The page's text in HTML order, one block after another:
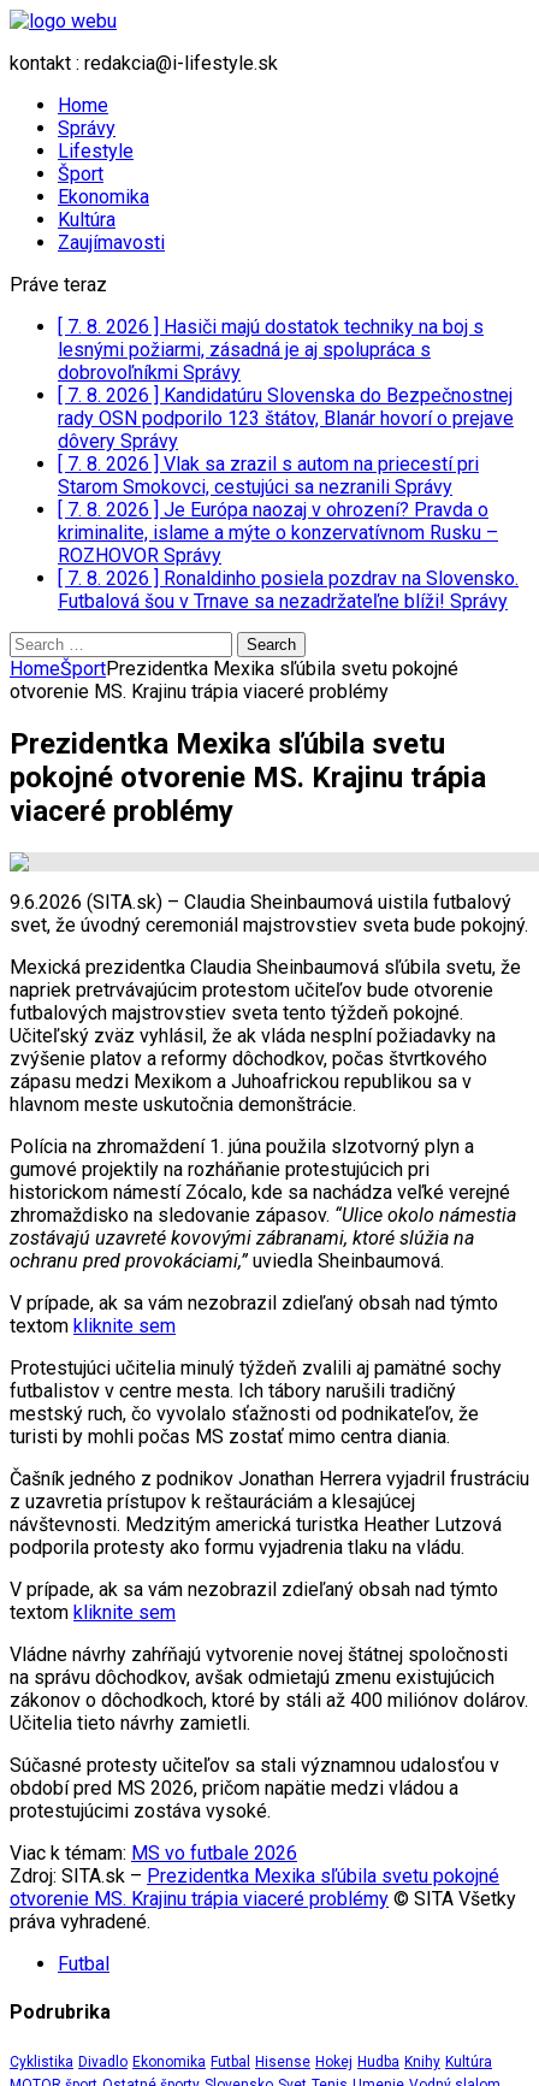
kontakt : redakcia@i-lifestyle.sk
Home
Správy
Lifestyle
Šport
Ekonomika
Kultúra
Zaujímavosti
Práve teraz
[ 7. 8. 2026 ] Hasiči majú dostatok techniky na boj s
lesnými požiarmi, zásadná je aj spolupráca s
dobrovoľníkmi Správy
[ 7. 8. 2026 ] Kandidatúru Slovenska do Bezpečnostnej
rady OSN podporilo 123 štátov, Blanár hovorí o prejave
dôvery Správy
[ 7. 8. 2026 ] Vlak sa zrazil s autom na priecestí pri
Starom Smokovci, cestujúci sa nezranili Správy
[ 7. 8. 2026 ] Je Európa naozaj v ohrození? Pravda o
kriminalite, islame a mýte o konzervatívnom Rusku –
ROZHOVOR Správy
[ 7. 8. 2026 ] Ronaldinho posiela pozdrav na Slovensko.
Futbalová šou v Trnave sa nezadržateľne blíži! Správy
Search
for:
HomeŠportPrezidentka Mexika sľúbila svetu pokojné
otvorenie MS. Krajinu trápia viaceré problémy
Prezidentka Mexika sľúbila svetu
pokojné otvorenie MS. Krajinu trápia
viaceré problémy
9.6.2026 (SITA.sk) – Claudia Sheinbaumová uistila futbalový
svet, že úvodný ceremoniál majstrovstiev sveta bude pokojný.
Mexická prezidentka Claudia Sheinbaumová sľúbila svetu, že
napriek pretrvávajúcim protestom učiteľov bude otvorenie
futbalových majstrovstiev sveta tento týždeň pokojné.
Učiteľský zväz vyhlásil, že ak vláda nesplní požiadavky na
zvýšenie platov a reformy dôchodkov, počas štvrtkového
zápasu medzi Mexikom a Juhoafrickou republikou sa v
hlavnom meste uskutočnia demonštrácie.
Polícia na zhromaždení 1. júna použila slzotvorný plyn a
gumové projektily na rozháňanie protestujúcich pri
historickom námestí Zócalo, kde sa nachádza veľké verejné
zhromaždisko na sledovanie zápasov. “Ulice okolo námestia
zostávajú uzavreté kovovými zábranami, ktoré slúžia na
ochranu pred provokáciami,”uviedla Sheinbaumová.
V prípade, ak sa vám nezobrazil zdieľaný obsah nad týmto
textom kliknite sem
Protestujúci učitelia minulý týždeň zvalili aj pamätné sochy
futbalistov v centre mesta. Ich tábory narušili tradičný
mestský ruch, čo vyvolalo sťažnosti od podnikateľov, že
turisti by mohli počas MS zostať mimo centra diania.
Čašník jedného z podnikov Jonathan Herrera vyjadril frustráciu
z uzavretia prístupov k reštauráciám a klesajúcej
návštevnosti. Medzitým americká turistka Heather Lutzová
podporila protesty ako formu vyjadrenia tlaku na vládu.
V prípade, ak sa vám nezobrazil zdieľaný obsah nad týmto
textom kliknite sem
Vládne návrhy zahŕňajú vytvorenie novej štátnej spoločnosti
na správu dôchodkov, avšak odmietajú zmenu existujúcich
zákonov o dôchodkoch, ktoré by stáli až 400 miliónov dolárov.
Učitelia tieto návrhy zamietli.
Súčasné protesty učiteľov sa stali významnou udalosťou v
období pred MS 2026, pričom napätie medzi vládou a
protestujúcimi zostáva vysoké.
Viac k témam: MS vo futbale 2026
Zdroj: SITA.sk – Prezidentka Mexika sľúbila svetu pokojné
otvorenie MS. Krajinu trápia viaceré problémy © SITA Všetky
práva vyhradené.
Futbal
Podrubrika
Cyklistika Divadlo Ekonomika Futbal Hisense Hokej Hudba Knihy Kultúra